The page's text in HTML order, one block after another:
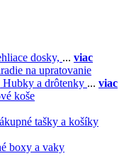
dosky, ... viac
na upratovanie
Hubky a drôtenky ... viac
koše
tašky a košíky
boxy a vaky